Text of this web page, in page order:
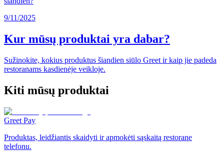
9/11/2025
Kur mūsų produktai yra dabar?
Sužinokite, kokius produktus šiandien siūlo Greet ir kaip jie padeda
restoranams kasdienėje veikloje.
Kiti mūsų produktai
Greet Pay
Produktas, leidžiantis skaidyti ir apmokėti sąskaitą restorane
telefonu.